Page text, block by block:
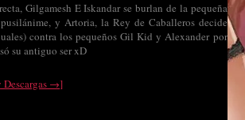
Gilgamesh E Iskandar se burlan de la pequeña
y Artoria, la Rey de Caballeros decide
contra los pequeños Gil Kid y Alexander por
su antiguo ser xD
Descargas →]